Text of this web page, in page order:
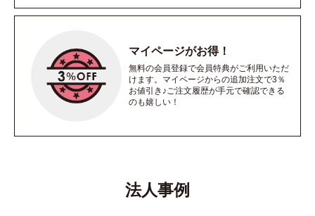
マイページがお得！
無料の会員登録で会員特典がご利用いただ
けます。マイページからの追加注文で3％
お値引き♪ご注文履歴が手元で確認できる
のも嬉しい！
法人事例